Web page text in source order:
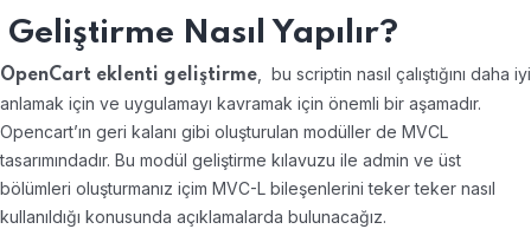
Geliştirme Nasıl Yapılır?
OpenCart eklenti geliştirme , bu scriptin nasıl çalıştığını daha iyi
anlamak için ve uygulamayı kavramak için önemli bir aşamadır.
Opencart’ın geri kalanı gibi oluşturulan modüller de MVCL
tasarımındadır. Bu modül geliştirme kılavuzu ile admin ve üst
bölümleri oluşturmanız içim MVC-L bileşenlerini teker teker nasıl
kullanıldığı konusunda açıklamalarda bulunacağız.